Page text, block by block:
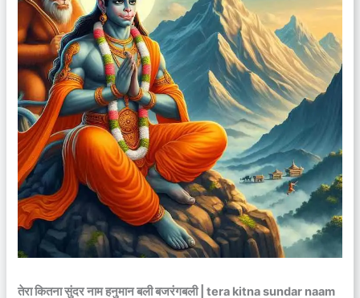
तेरा कितना सुंदर नाम हनुमान बली बजरंगबली | tera kitna sundar naam